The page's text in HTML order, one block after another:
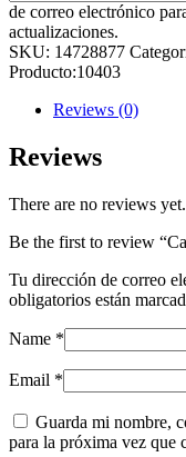
de correo electrónico
actualizaciones.
SKU: 14728877
Producto:10403
Reviews (0)
Reviews
There are no reviews yet.
Be the first to review
Tu dirección de correo
obligatorios están
Name *
Email *
Guarda mi nombre,
para la próxima vez que